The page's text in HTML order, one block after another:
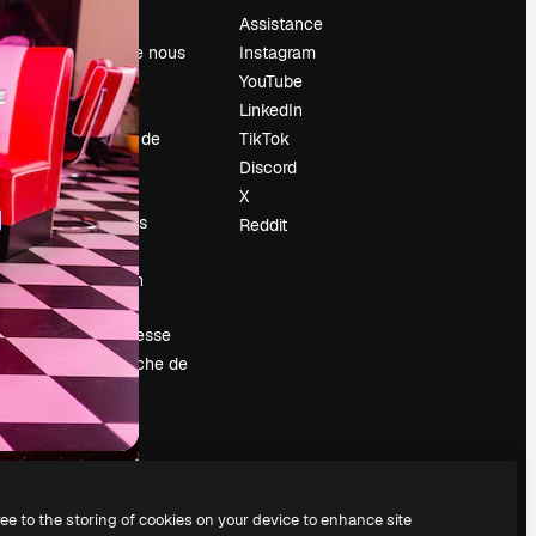
Prix
À propos de nous
Avis
Carrières
Tendances de
recherche
Blog
Événements
Slidesgo
Vendre mon
contenu
Salle de presse
À la recherche de
magnific.ai
Assistance
Instagram
YouTube
LinkedIn
TikTok
Discord
X
Reddit
to the storing of cookies on your device to enhance site